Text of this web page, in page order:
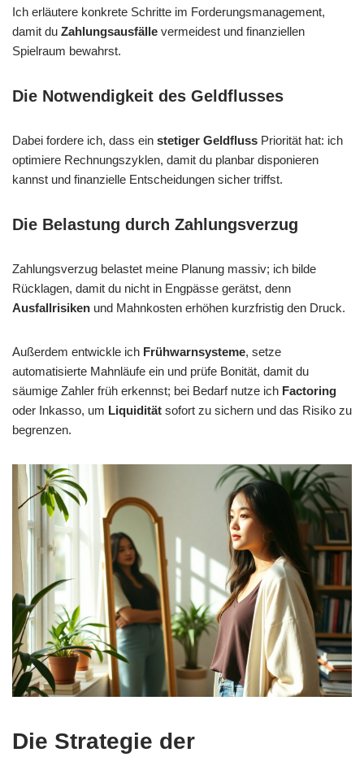
Ich erläutere konkrete Schritte im Forderungsmanagement,
damit du Zahlungsausfälle vermeidest und finanziellen
Spielraum bewahrst.
Die Notwendigkeit des Geldflusses
Dabei fordere ich, dass ein stetiger Geldfluss Priorität hat: ich
optimiere Rechnungszyklen, damit du planbar disponieren
kannst und finanzielle Entscheidungen sicher triffst.
Die Belastung durch Zahlungsverzug
Zahlungsverzug belastet meine Planung massiv; ich bilde
Rücklagen, damit du nicht in Engpässe gerätst, denn
Ausfallrisiken und Mahnkosten erhöhen kurzfristig den Druck.
Außerdem entwickle ich Frühwarnsysteme, setze
automatisierte Mahnläufe ein und prüfe Bonität, damit du
säumige Zahler früh erkennst; bei Bedarf nutze ich Factoring
oder Inkasso, um Liquidität sofort zu sichern und das Risiko zu
begrenzen.
Die Strategie der